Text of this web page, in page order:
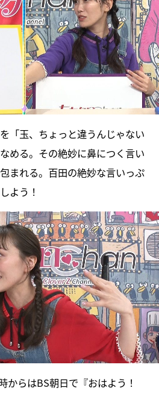
「玉、ちょっと違うんじゃない
める。その絶妙に鼻につく言い
まれる。百田の絶妙な言いっぷ
よう！
からはBS朝日で『おはよう！